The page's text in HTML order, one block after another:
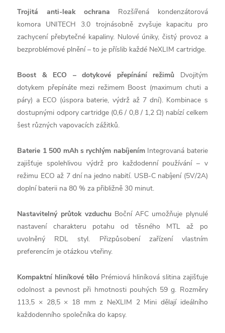
Trojitá anti-leak ochrana Rozšířená kondenzátorová
komora UNITECH 3.0 trojnásobně zvyšuje kapacitu pro
zachycení přebytečné kapaliny. Nulové úniky, čistý provoz a
bezproblémové plnění – to je příslib každé NeXLIM cartridge.
Boost & ECO – dotykové přepínání režimů Dvojitým
dotykem přepínáte mezi režimem Boost (maximum chuti a
páry) a ECO (úspora baterie, výdrž až 7 dní). Kombinace s
dostupnými odpory cartridge (0,6 / 0,8 / 1,2 Ω) nabízí celkem
šest různých vapovacích zážitků.
Baterie 1 500 mAh s rychlým nabíjenímIntegrovaná baterie
zajišťuje spolehlivou výdrž pro každodenní používání – v
režimu ECO až 7 dní na jedno nabití. USB-C nabíjení (5V/2A)
doplní baterii na 80 % za přibližně 30 minut.
Nastavitelný průtok vzduchuBoční AFC umožňuje plynulé
nastavení charakteru potahu od těsného MTL až po
uvolněný RDL styl. Přizpůsobení zařízení vlastním
preferencím je otázkou vteřiny.
Kompaktní hliníkové tělo Prémiová hliníková slitina zajišťuje
odolnost a pevnost při hmotnosti pouhých 59 g. Rozměry
113,5 × 28,5 × 18 mm z NeXLIM 2 Mini dělají ideálního
každodenního společníka do kapsy.